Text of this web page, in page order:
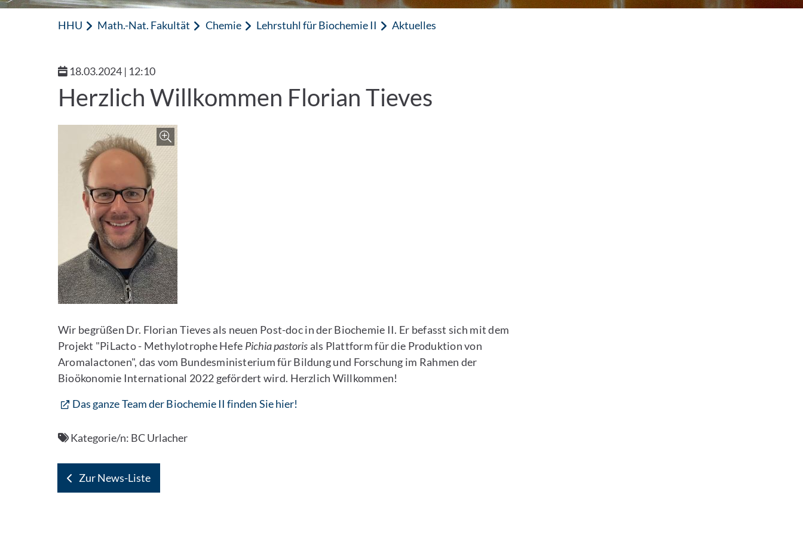
HHU Math.-Nat. Fakultät Chemie Lehrstuhl für Biochemie II Aktuelles
18.03.2024 | 12:10
Herzlich Willkommen Florian Tieves
Wir begrüßen Dr. Florian Tieves als neuen Post-doc in der Biochemie II. Er befasst sich mit dem
Projekt "PiLacto - Methylotrophe Hefe Pichia pastorisals Plattform für die Produktion von
Aromalactonen", das vom Bundesministerium für Bildung und Forschung im Rahmen der
Bioökonomie International 2022 gefördert wird. Herzlich Willkommen!
Das ganze Team der Biochemie II finden Sie hier!
Kategorie/n: BC Urlacher
Zur News-Liste